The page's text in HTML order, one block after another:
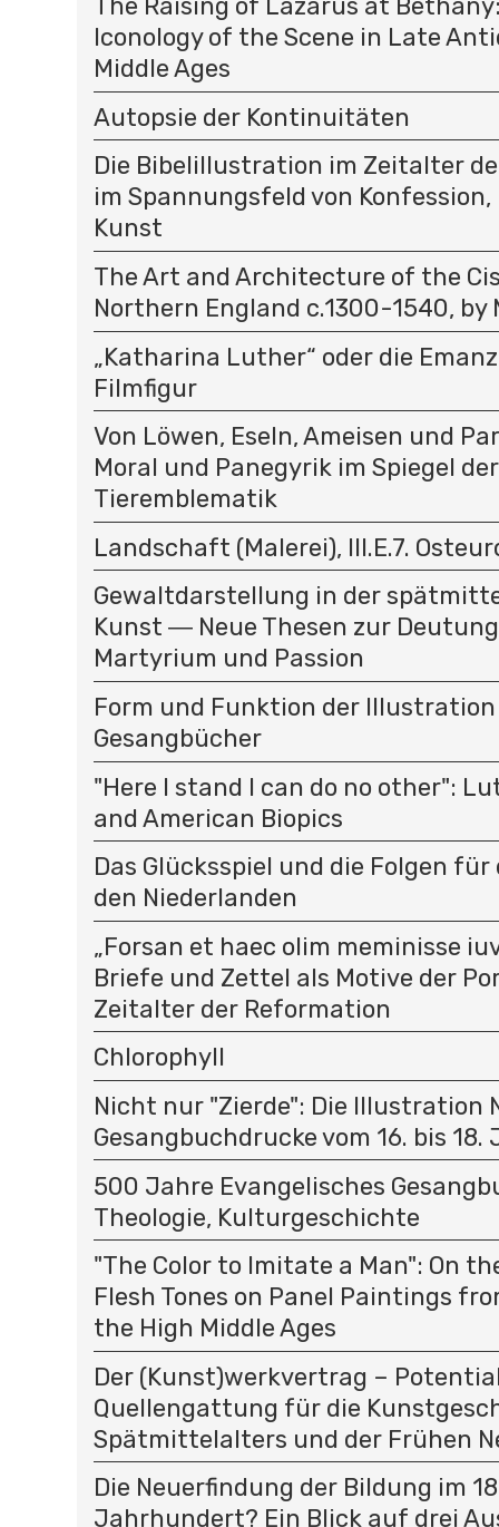
The Raising of Lazarus at
Iconology of the Scene in Late
Middle Ages
Autopsie der Kontinuitäten
Die Bibelillustration im Zeitalter
im Spannungsfeld von Konfession,
Kunst
The Art and Architecture of the
Northern England c.1300-1540, by
„Katharina Luther“ oder die
Filmfigur
Von Löwen, Eseln, Ameisen und
Moral und Panegyrik im Spiegel der
Tieremblematik
Landschaft (Malerei), III.E.7.
Gewaltdarstellung in der
Kunst ― Neue Thesen zur
Martyrium und Passion
Form und Funktion der
Gesangbücher
"Here I stand I can do no other":
and American Biopics
Das Glücksspiel und die Folgen
den Niederlanden
„Forsan et haec olim meminisse
Briefe und Zettel als Motive der
Zeitalter der Reformation
Chlorophyll
Nicht nur "Zierde": Die Illustration
Gesangbuchdrucke vom 16. bis
500 Jahre Evangelisches
Theologie, Kulturgeschichte
"The Color to Imitate a Man": On
Flesh Tones on Panel Paintings
the High Middle Ages
Der (Kunst)werkvertrag –
Quellengattung für die
Spätmittelalters und der Frühen
Die Neuerfindung der Bildung im
Jahrhundert? Ein Blick auf drei